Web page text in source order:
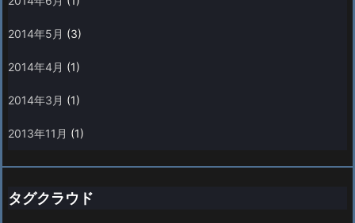
2014年5月 (3)
2014年4月 (1)
2014年3月 (1)
2013年11月 (1)
タグクラウド